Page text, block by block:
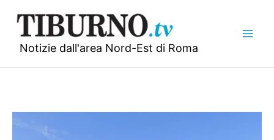
contenuto
Notizie dall'area Nord-Est di Roma